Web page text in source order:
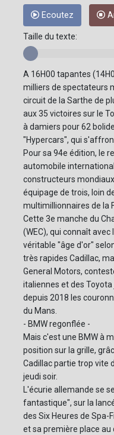
Ecoutez
Taille du texte:
A 16H00 tapantes
milliers de spectateurs
circuit de la Sarthe de
aux 35 victoires sur le
à damiers pour 62
"Hypercars", qui
Pour sa 94e édition, le
automobile
constructeurs
équipage de trois, loin
multimillionnaires de la
Cette 3e manche du
(WEC), qui connaît
véritable "âge d'or"
très rapides Cadillac,
General Motors,
italiennes et des
depuis 2018 les
du Mans.
- BMW regonflée -
Mais c'est une BMW à
position sur la grille,
Cadillac partie trop vite
jeudi soir.
L'écurie allemande se
fantastique", sur la
des Six Heures de
et sa première place